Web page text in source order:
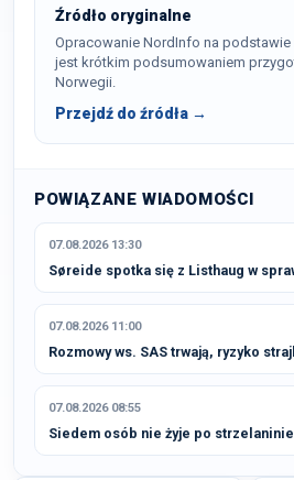
Źródło oryginalne
Opracowanie NordInfo na
jest krótkim podsumowaniem
Norwegii.
Przejdź do źródła →
POWIĄZANE WIADOMOŚCI
07.08.2026 13:30
Søreide spotka się z Listhaug w
07.08.2026 11:00
Rozmowy ws. SAS trwają, ryzyko
07.08.2026 08:55
Siedem osób nie żyje po